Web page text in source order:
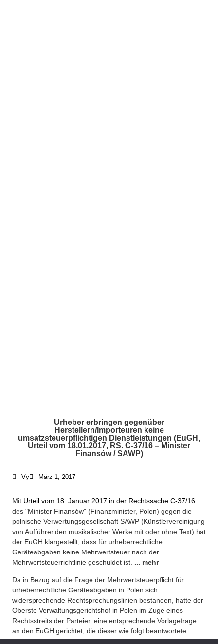
Urheber erbringen gegenüber
Herstellern/Importeuren keine
umsatzsteuerpflichtigen Dienstleistungen (EuGH,
Urteil vom 18.01.2017, RS. C-37/16 – Minister
Finansów / SAWP)
Vy März 1, 2017
Mit Urteil vom 18. Januar 2017 in der Rechtssache C-37/16
des "Minister Finansów" (Finanzminister, Polen) gegen die
polnische Verwertungsgesellschaft SAWP (Künstlervereinigung
von Aufführenden musikalischer Werke mit oder ohne Text) hat
der EuGH klargestellt, dass für urheberrechtliche
Geräteabgaben keine Mehrwertsteuer nach der
Mehrwertsteuerrichtlinie geschuldet ist. ... mehr
Da in Bezug auf die Frage der Mehrwertsteuerpflicht für
urheberrechtliche Geräteabgaben in Polen sich
widersprechende Rechtsprechungslinien bestanden, hatte der
Oberste Verwaltungsgerichtshof in Polen im Zuge eines
Rechtsstreits der Parteien eine entsprechende Vorlagefrage
an den EuGH gerichtet, die dieser wie folgt beantwortete: